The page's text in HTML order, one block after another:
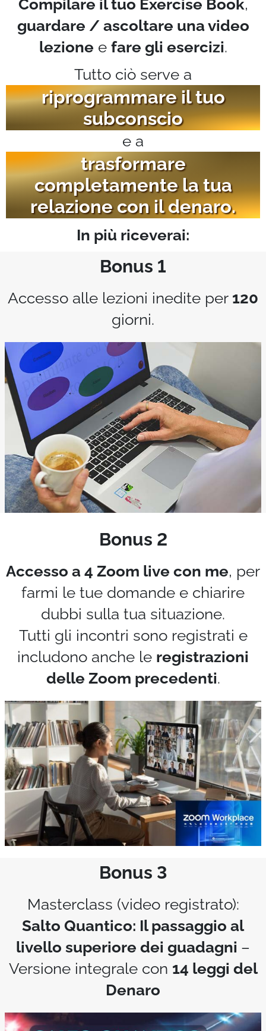
Compilare il tuo Exercise Book,
guardare / ascoltare una video
lezione e fare gli esercizi.
Tutto ciò serve a
riprogrammare il tuo
subconscio
e a
trasformare
completamente la tua
relazione con il denaro.
In più riceverai:
Bonus 1
Accesso alle lezioni inedite per 120
giorni.
Bonus 2
Accesso a 4 Zoom live con me, per
farmi le tue domande e chiarire
dubbi sulla tua situazione.
Tutti gli incontri sono registrati e
includono anche le registrazioni
delle Zoom precedenti.
Bonus 3
Masterclass (video registrato):
Salto Quantico: Il passaggio al
livello superiore dei guadagni –
Versione integrale con 14 leggi del
Denaro